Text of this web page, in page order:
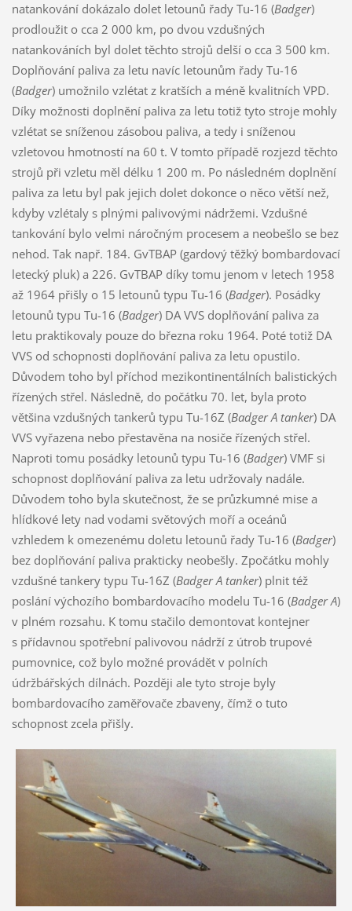
natankování dokázalo dolet letounů řady Tu-16 (Badger)
prodloužit o cca 2 000 km, po dvou vzdušných
natankováních byl dolet těchto strojů delší o cca 3 500 km.
Doplňování paliva za letu navíc letounům řady Tu-16
(Badger) umožnilo vzlétat z kratších a méně kvalitních VPD.
Díky možnosti doplnění paliva za letu totiž tyto stroje mohly
vzlétat se sníženou zásobou paliva, a tedy i sníženou
vzletovou hmotností na 60 t. V tomto případě rozjezd těchto
strojů při vzletu měl délku 1 200 m. Po následném doplnění
paliva za letu byl pak jejich dolet dokonce o něco větší než,
kdyby vzlétaly s plnými palivovými nádržemi. Vzdušné
tankování bylo velmi náročným procesem a neobešlo se bez
nehod. Tak např. 184. GvTBAP (gardový těžký bombardovací
letecký pluk) a 226. GvTBAP díky tomu jenom v letech 1958
až 1964 přišly o 15 letounů typu Tu-16 (Badger). Posádky
letounů typu Tu-16 (Badger) DA VVS doplňování paliva za
letu praktikovaly pouze do března roku 1964. Poté totiž DA
VVS od schopnosti doplňování paliva za letu opustilo.
Důvodem toho byl příchod mezikontinentálních balistických
řízených střel. Následně, do počátku 70. let, byla proto
většina vzdušných tankerů typu Tu-16Z (Badger A tanker) DA
VVS vyřazena nebo přestavěna na nosiče řízených střel.
Naproti tomu posádky letounů typu Tu-16 (Badger) VMF si
schopnost doplňování paliva za letu udržovaly nadále.
Důvodem toho byla skutečnost, že se průzkumné mise a
hlídkové lety nad vodami světových moří a oceánů
vzhledem k omezenému doletu letounů řady Tu-16 (Badger)
bez doplňování paliva prakticky neobešly. Zpočátku mohly
vzdušné tankery typu Tu-16Z (Badger A tanker) plnit též
poslání výchozího bombardovacího modelu Tu-16 (Badger A)
v plném rozsahu. K tomu stačilo demontovat kontejner
s přídavnou spotřební palivovou nádrží z útrob trupové
pumovnice, což bylo možné provádět v polních
údržbářských dílnách. Později ale tyto stroje byly
bombardovacího zaměřovače zbaveny, čímž o tuto
schopnost zcela přišly.